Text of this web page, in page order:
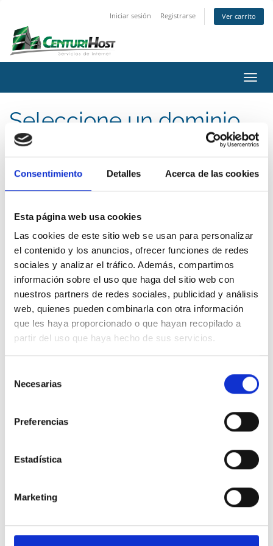
Consentimiento Detalles Acerca de las cookies
Esta página web usa cookies
Las cookies de este sitio web se usan para personalizar
el contenido y los anuncios, ofrecer funciones de redes
sociales y analizar el tráfico. Además, compartimos
información sobre el uso que haga del sitio web con
nuestros partners de redes sociales, publicidad y análisis
web, quienes pueden combinarla con otra información
que les haya proporcionado o que hayan recopilado a
partir del uso que haya hecho de sus servicios.
Necesarias
Preferencias
Estadística
Marketing
Iniciar sesión Registrarse Ver carrito
Seleccione un dominio...
Acciones
Seleccionar divisa
Incluir TLDs Longitud máxima Búsqueda segura